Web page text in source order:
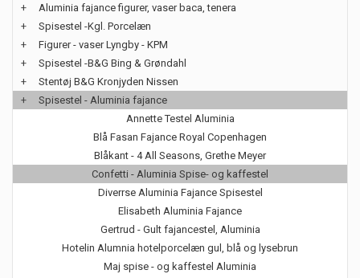
+
Aluminia fajance figurer, vaser baca, tenera
+
Spisestel -Kgl. Porcelæn
+
Figurer - vaser Lyngby - KPM
+
Spisestel -B&G Bing & Grøndahl
+
Stentøj B&G Kronjyden Nissen
+
Spisestel - Aluminia fajance
Annette Testel Aluminia
Blå Fasan Fajance Royal Copenhagen
Blåkant - 4 All Seasons, Grethe Meyer
Confetti - Aluminia Spise- og kaffestel
Diverrse Aluminia Fajance Spisestel
Elisabeth Aluminia Fajance
Gertrud - Gult fajancestel, Aluminia
Hotelin Alumnia hotelporcelæn gul, blå og lysebrun
Maj spise - og kaffestel Aluminia